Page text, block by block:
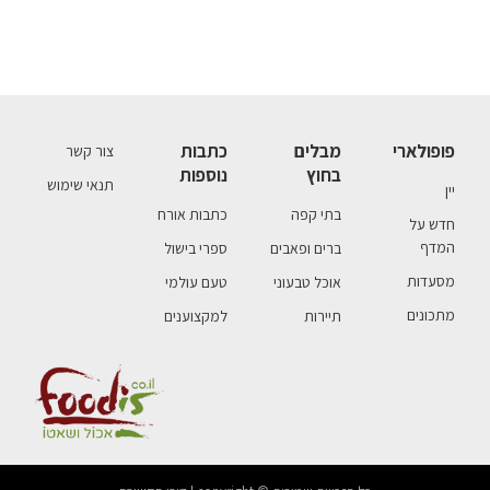
פופולארי
יין
חדש על
המדף
מסעדות
מתכונים
מבלים
בחוץ
בתי קפה
ברים ופאבים
אוכל טבעוני
תיירות
כתבות
נוספות
כתבות אורח
ספרי בישול
טעם עולמי
למקצוענים
צור קשר
תנאי שימוש